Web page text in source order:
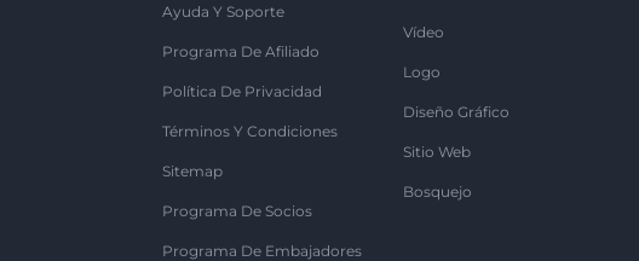
Ayuda Y Soporte
Programa De Afiliado
Política De Privacidad
Términos Y Condiciones
Sitemap
Programa De Socios
Programa De Embajadores
Vídeo
Logo
Diseño Gráfico
Sitio Web
Bosquejo